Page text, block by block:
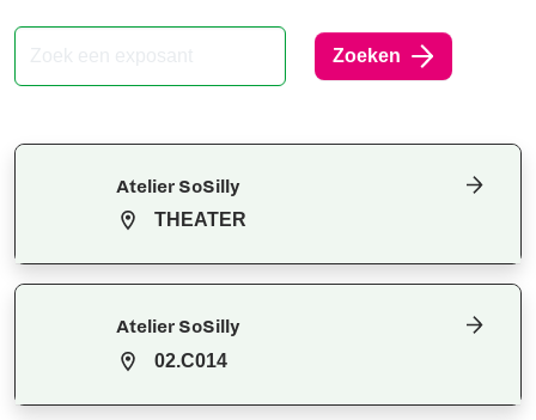
Zoeken
Atelier SoSilly
THEATER
Atelier SoSilly
02.C014